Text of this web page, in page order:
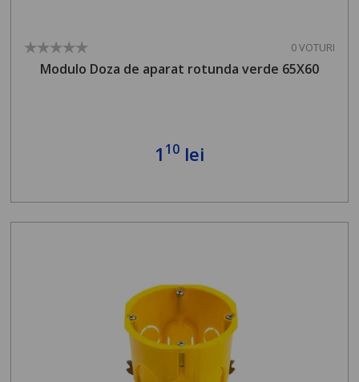
0 VOTURI
Modulo Doza de aparat rotunda verde 65X60
1 10 lei